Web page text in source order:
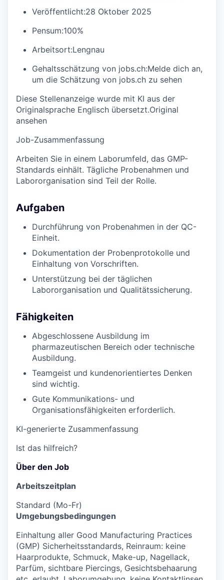
Veröffentlicht:28 Oktober 2025
Pensum:100%
Arbeitsort:Lengnau
Gehaltsschätzung von jobs.ch:Melde dich an,
um die Schätzung von jobs.ch zu sehen
Diese Stellenanzeige wurde mit KI aus der
Originalsprache Englisch übersetzt.Original
ansehen
Job-Zusammenfassung
Arbeiten Sie in einem Laborumfeld, das GMP-
Standards einhält. Tägliche Probenahmen und
Labororganisation sind Teil der Rolle.
Aufgaben
Durchführung von Probenahmen in der QC-
Einheit.
Dokumentation der Probenprotokolle und
Einhaltung von Vorschriften.
Unterstützung bei der täglichen
Labororganisation und Qualitätssicherung.
Fähigkeiten
Abgeschlossene Ausbildung im
pharmazeutischen Bereich oder technische
Ausbildung.
Teamgeist und kundenorientiertes Denken
sind wichtig.
Gute Kommunikations- und
Organisationsfähigkeiten erforderlich.
KI-generierte Zusammenfassung
Ist das hilfreich?
Über den Job
Arbeitszeitplan
Standard (Mo-Fr)
Umgebungsbedingungen
Einhaltung aller Good Manufacturing Practices
(GMP) Sicherheitsstandards, Reinraum: keine
Haarprodukte, Schmuck, Make-up, Nagellack,
Parfüm, sichtbare Piercings, Gesichtsbehaarung